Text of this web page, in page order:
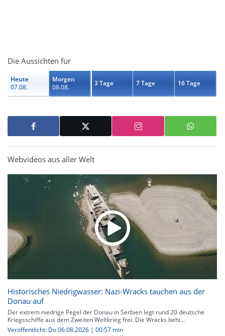
Die Aussichten für
Heute
07.08.
Morgen
08.08.
3 Tage 7 Tage 16 Tage
Webvideos aus aller Welt
Historisches Niedrigwasser: Nazi-Wracks tauchen aus der
Donau auf
Der extrem niedrige Pegel der Donau in Serbien legt rund 20 deutsche
Kriegsschiffe aus dem Zweiten Weltkrieg frei. Die Wracks behi...
Veröffentlicht: Do 06.08.2026 | 00:57 min